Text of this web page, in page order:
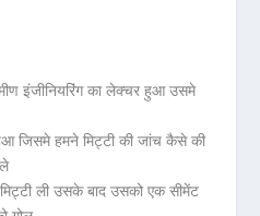
इंजीनियरिंग का लेक्चर हुआ उसमे
जिसमे हमने मिट्टी की जांच कैसे की
ली उसके बाद उसको एक सीमेंट